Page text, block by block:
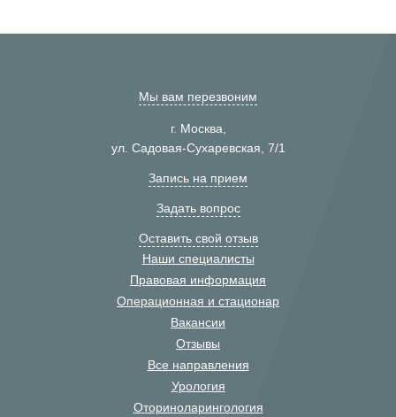
Мы вам перезвоним
г. Москва,
ул. Садовая-Сухаревская, 7/1
Запись на прием
Задать вопрос
Оставить свой отзыв
Наши специалисты
Правовая информация
Операционная и стационар
Вакансии
Отзывы
Все направления
Урология
Оториноларингология